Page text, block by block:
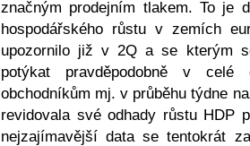
značným prodejním tlakem. To je
hospodářského růstu v zemích
upozornilo již v 2Q a se kterým
potýkat pravděpodobně v
obchodníkům mj. v průběhu týdne
revidovala své odhady růstu HDP
nejzajímavější data se tentokrát